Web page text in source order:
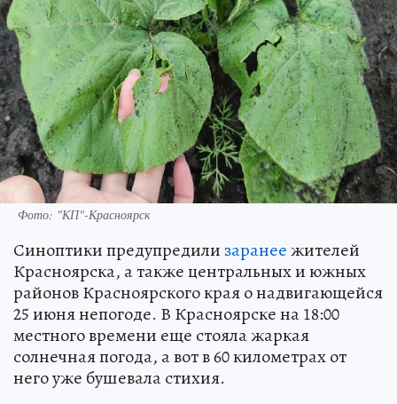
Фото: "КП"-Красноярск
Синоптики предупредили заранеежителей
Красноярска, а также центральных и южных
районов Красноярского края о надвигающейся
25 июня непогоде. В Красноярске на 18:00
местного времени еще стояла жаркая
солнечная погода, а вот в 60 километрах от
него уже бушевала стихия.